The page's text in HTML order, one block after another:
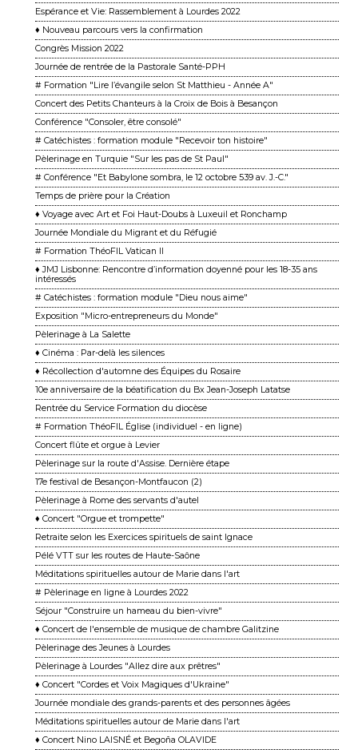
Espérance et Vie: Rassemblement à Lourdes 2022
♦ Nouveau parcours vers la confirmation
Congrès Mission 2022
Journée de rentrée de la Pastorale Santé-PPH
# Formation "Lire l’évangile selon St Matthieu - Année A"
Concert des Petits Chanteurs à la Croix de Bois à Besançon
Conférence "Consoler, être consolé"
# Catéchistes : formation module "Recevoir ton histoire"
Pèlerinage en Turquie "Sur les pas de St Paul"
# Conférence "Et Babylone sombra, le 12 octobre 539 av. J.-C."
Temps de prière pour la Création
♦ Voyage avec Art et Foi Haut-Doubs à Luxeuil et Ronchamp
Journée Mondiale du Migrant et du Réfugié
# Formation ThéoFIL Vatican II
♦ JMJ Lisbonne: Rencontre d’information doyenné pour les 18-35 ans
intéressés
# Catéchistes : formation module "Dieu nous aime"
Exposition "Micro-entrepreneurs du Monde"
Pèlerinage à La Salette
♦ Cinéma : Par-delà les silences
♦ Récollection d'automne des Équipes du Rosaire
10e anniversaire de la béatification du Bx Jean-Joseph Latatse
Rentrée du Service Formation du diocèse
# Formation ThéoFIL Église (individuel - en ligne)
Concert flûte et orgue à Levier
Pèlerinage sur la route d'Assise. Dernière étape
17e festival de Besançon-Montfaucon (2)
Pèlerinage à Rome des servants d'autel
♦ Concert "Orgue et trompette"
Retraite selon les Exercices spirituels de saint Ignace
Pélé VTT sur les routes de Haute-Saône
Méditations spirituelles autour de Marie dans l'art
# Pèlerinage en ligne à Lourdes 2022
Séjour "Construire un hameau du bien-vivre"
♦ Concert de l'ensemble de musique de chambre Galitzine
Pèlerinage des Jeunes à Lourdes
Pèlerinage à Lourdes "Allez dire aux prêtres"
♦ Concert "Cordes et Voix Magiques d'Ukraine"
Journée mondiale des grands-parents et des personnes âgées
Méditations spirituelles autour de Marie dans l'art
♦ Concert Nino LAISNÉ et Begoña OLAVIDE